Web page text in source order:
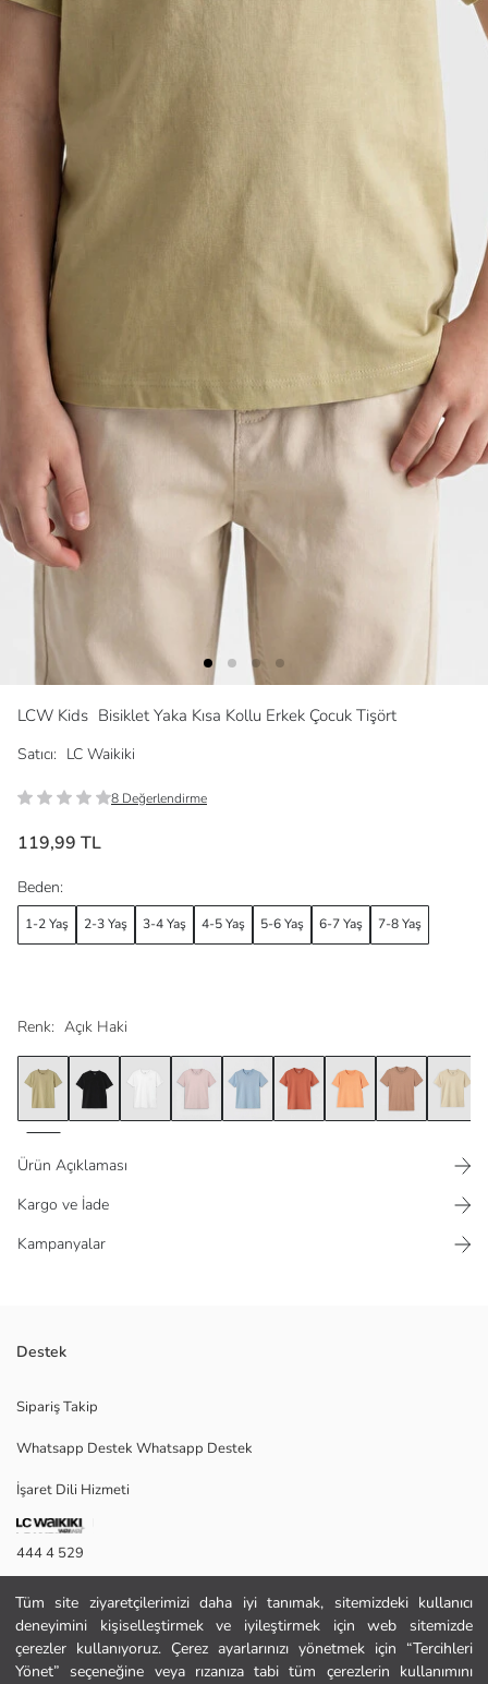
Tüm site ziyaretçilerimizi daha iyi tanımak, sitemizdeki kullanıcı
deneyimini kişiselleştirmek ve iyileştirmek için web sitemizde
çerezler kullanıyoruz. Çerez ayarlarınızı yönetmek için “Tercihleri
Yönet” seçeneğine veya rızanıza tabi tüm çerezlerin kullanımını
LCW Kids Bisiklet Yaka Kısa Kollu Erkek Çocuk Tişört
Satıcı: LC Waikiki
8 Değerlendirme
119,99 TL
Renk: Açık Haki
Beden:
1-2 Yaş 2-3 Yaş 3-4 Yaş 4-5 Yaş 5-6 Yaş 6-7 Yaş 7-8 Yaş
Ürün Açıklaması
Kargo ve İade
Kampanyalar
sahiptir. %100 pamuk penye kumaştan üretilmiştir.
Ana Kumaş:
Menşei:
Satıcı:
Marka:
Cinsiyet:
Kalıp:
Kumaş:
Kalınlık:
Destek
Sipariş Takip
Whatsapp Destek Whatsapp Destek
İşaret Dili Hizmeti
444 4 529
İletişim Formu
444 4 529